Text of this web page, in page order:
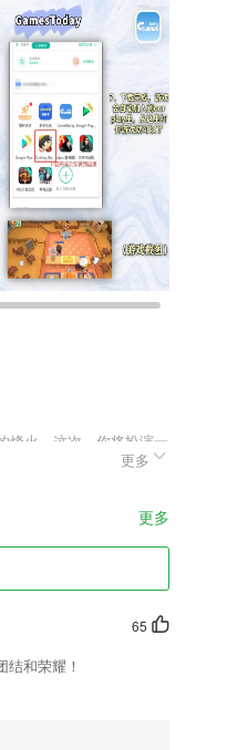
烽火，这次，你将扮演一
国等你分一杯羹，等你来
习有章可循,不再拖延;
更多
更多
65
和荣耀！